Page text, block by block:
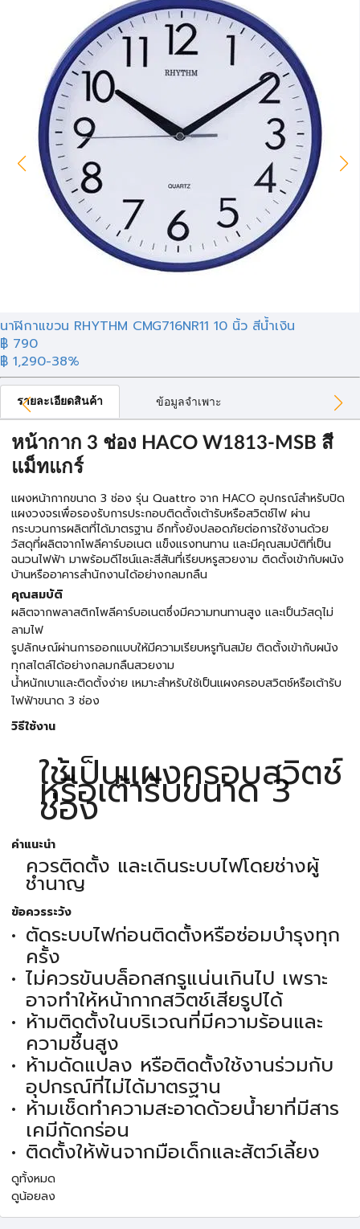
นาฬิกาแขวน RHYTHM CMG716NR11 10 นิ้ว สีน้ำเงิน
฿ 790
฿ 1,290-38%
รายละเอียดสินค้า ข้อมูลจำเพาะ
หน้ากาก 3 ช่อง HACO W1813-MSB สี
แม็ทแกร์
แผงหน้ากากขนาด 3 ช่อง รุ่น Quattro จาก HACO อุปกรณ์สำหรับปิด
แผงวงจรเพื่อรองรับการประกอบติดตั้งเต้ารับหรือสวิตช์ไฟ ผ่าน
กระบวนการผลิตที่ได้มาตรฐาน อีกทั้งยังปลอดภัยต่อการใช้งานด้วย
วัสดุที่ผลิตจากโพลีคาร์บอเนต แข็งแรงทนทาน และมีคุณสมบัติที่เป็น
ฉนวนไฟฟ้า มาพร้อมดีไซน์และสีสันที่เรียบหรูสวยงาม ติดตั้งเข้ากับผนัง
บ้านหรืออาคารสำนักงานได้อย่างกลมกลืน
คุณสมบัติ
ผลิตจากพลาสติกโพลีคาร์บอเนตซึ่งมีความทนทานสูง และเป็นวัสดุไม่
ลามไฟ
รูปลักษณ์ผ่านการออกแบบให้มีความเรียบหรูทันสมัย ติดตั้งเข้ากับผนัง
ทุกสไตล์ได้อย่างกลมกลืนสวยงาม
น้ำหนักเบาและติดตั้งง่าย เหมาะสำหรับใช้เป็นแผงครอบสวิตช์หรือเต้ารับ
ไฟฟ้าขนาด 3 ช่อง
วิธีใช้งาน
ใช้เป็นแผงครอบสวิตช์
หรือเต้ารับขนาด 3
ช่อง
คำแนะนำ
ควรติดตั้ง และเดินระบบไฟโดยช่างผู้
ชำนาญ
ข้อควรระวัง
ตัดระบบไฟก่อนติดตั้งหรือซ่อมบำรุงทุก
ครั้ง
ไม่ควรขันบล็อกสกรูแน่นเกินไป เพราะ
อาจทำให้หน้ากากสวิตช์เสียรูปได้
ห้ามติดตั้งในบริเวณที่มีความร้อนและ
ความชื้นสูง
ห้ามดัดแปลง หรือติดตั้งใช้งานร่วมกับ
อุปกรณ์ที่ไม่ได้มาตรฐาน
ห้ามเช็ดทำความสะอาดด้วยน้ำยาที่มีสาร
เคมีกัดกร่อน
ติดตั้งให้พ้นจากมือเด็กและสัตว์เลี้ยง
ดูทั้งหมด
ดูน้อยลง